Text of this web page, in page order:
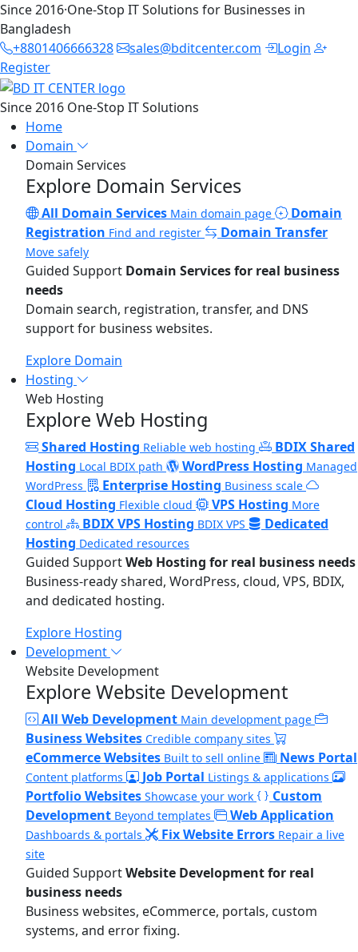
Since 2016·One-Stop IT Solutions for Businesses in
Bangladesh
+8801406666328
sales@bditcenter.com
Login
Register
Since 2016 One-Stop IT Solutions
Home
Domain
Domain Services
Explore Domain Services
All Domain Services Main domain page
Domain
Registration Find and register Domain Transfer
Move safely
Guided Support Domain Services for real business
needs
Domain search, registration, transfer, and DNS
support for business websites.
Explore Domain
Hosting
Web Hosting
Explore Web Hosting
Shared Hosting Reliable web hosting
BDIX Shared
Hosting Local BDIX path WordPress Hosting Managed
WordPress
Enterprise Hosting Business scale
Cloud Hosting Flexible cloud VPS Hosting More
control
BDIX VPS Hosting BDIX VPS
Dedicated
Hosting Dedicated resources
Guided SupportWeb Hosting for real business needs
Business-ready shared, WordPress, cloud, VPS, BDIX,
and dedicated hosting.
Explore Hosting
Development
Website Development
Explore Website Development
All Web Development Main development page
Business Websites Credible company sites
eCommerce Websites Built to sell online News Portal
Content platforms Job Portal Listings & applications
Portfolio Websites Showcase your work
Custom
Development Beyond templates Web Application
Dashboards & portals Fix Website Errors Repair a live
site
Guided SupportWebsite Development for real
business needs
Business websites, eCommerce, portals, custom
systems, and error fixing.